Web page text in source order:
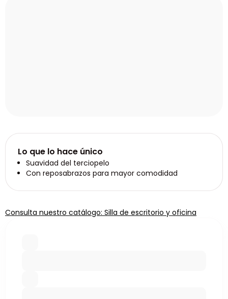
Lo que lo hace único
Suavidad del terciopelo
Con reposabrazos para mayor comodidad
Consulta nuestro catálogo: Silla de escritorio y oficina